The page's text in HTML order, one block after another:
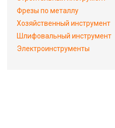
Фрезы по металлу
Хозяйственный инструмент
Шлифовальный инструмент
Электроинструменты